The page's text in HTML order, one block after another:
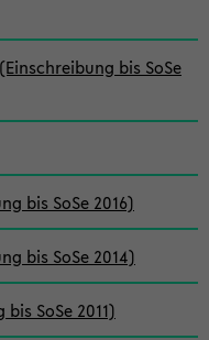
bis SoSe
bis SoSe 2016)
bis SoSe 2014)
SoSe 2011)